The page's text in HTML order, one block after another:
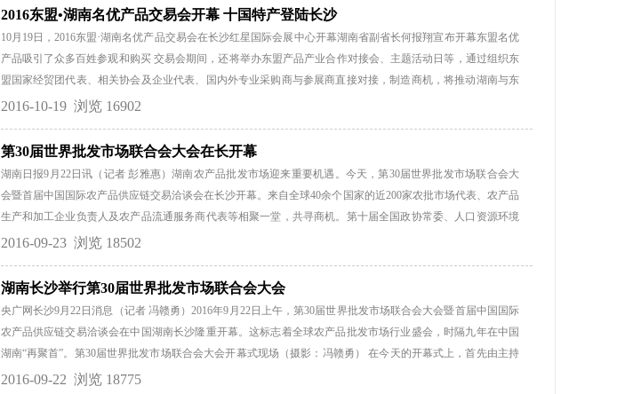
功举办了二十六届。本届兰博会由中国花卉协会兰花分会、长沙市人民政府主办，长沙市园林管理局、长沙市
2016东盟•湖南名优产品交易会开幕 十国特产登陆长沙
10月19日，2016东盟·湖南名优产品交易会在长沙红星国际会展中心开幕湖南省副省长何报翔宣布开幕东盟名优
产品吸引了众多百姓参观和购买 交易会期间，还将举办东盟产品产业合作对接会、主题活动日等，通过组织东
盟国家经贸团代表、相关协会及企业代表、国内外专业采购商与参展商直接对接，制造商机，将推动湖南与东
盟相关优势产业的合作。 本次交易会由湖南省商务厅主办，长沙市雨花区政府、湖南红星国际展览有限公司联
买？湖南省商务厅副巡视员刘飞表示，所有参加本次交易会的东盟名优产品都是经过了国家检验检疫，没有假
2016-10-19 浏览 16902
第30届世界批发市场联合会大会在长开幕
湖南日报9月22日讯（记者 彭雅惠）湖南农产品批发市场迎来重要机遇。今天，第30届世界批发市场联合会大
会暨首届中国国际农产品供应链交易洽谈会在长沙开幕。来自全球40余个国家的近200家农批市场代表、农产品
生产和加工企业负责人及农产品流通服务商代表等相聚一堂，共寻商机。第十届全国政协常委、人口资源环境
委员会主任陈邦柱、省政协副主席葛洪元等人出席开幕式。 世界批发市场联合会是成立于1958年的非政府非营
世界食品流通领域内发挥基本作用。现有来自42个国家的177个成员。联合会每两年举办一次的代表大会，是全
2016-09-23 浏览 18502
湖南长沙举行第30届世界批发市场联合会大会
央广网长沙9月22日消息（记者 冯赣勇）2016年9月22日上午，第30届世界批发市场联合会大会暨首届中国国际
农产品供应链交易洽谈会在中国湖南长沙隆重开幕。这标志着全球农产品批发市场行业盛会，时隔九年在中国
湖南“再聚首”。第30届世界批发市场联合会大会开幕式现场（摄影：冯赣勇） 在今天的开幕式上，首先由主持
人郭力生女士与玛利亚分别介绍了出席本届会议的中外嘉宾。接着，世界批发市场联合会前主席曼纽尔·埃斯特
2016-09-22 浏览 18775